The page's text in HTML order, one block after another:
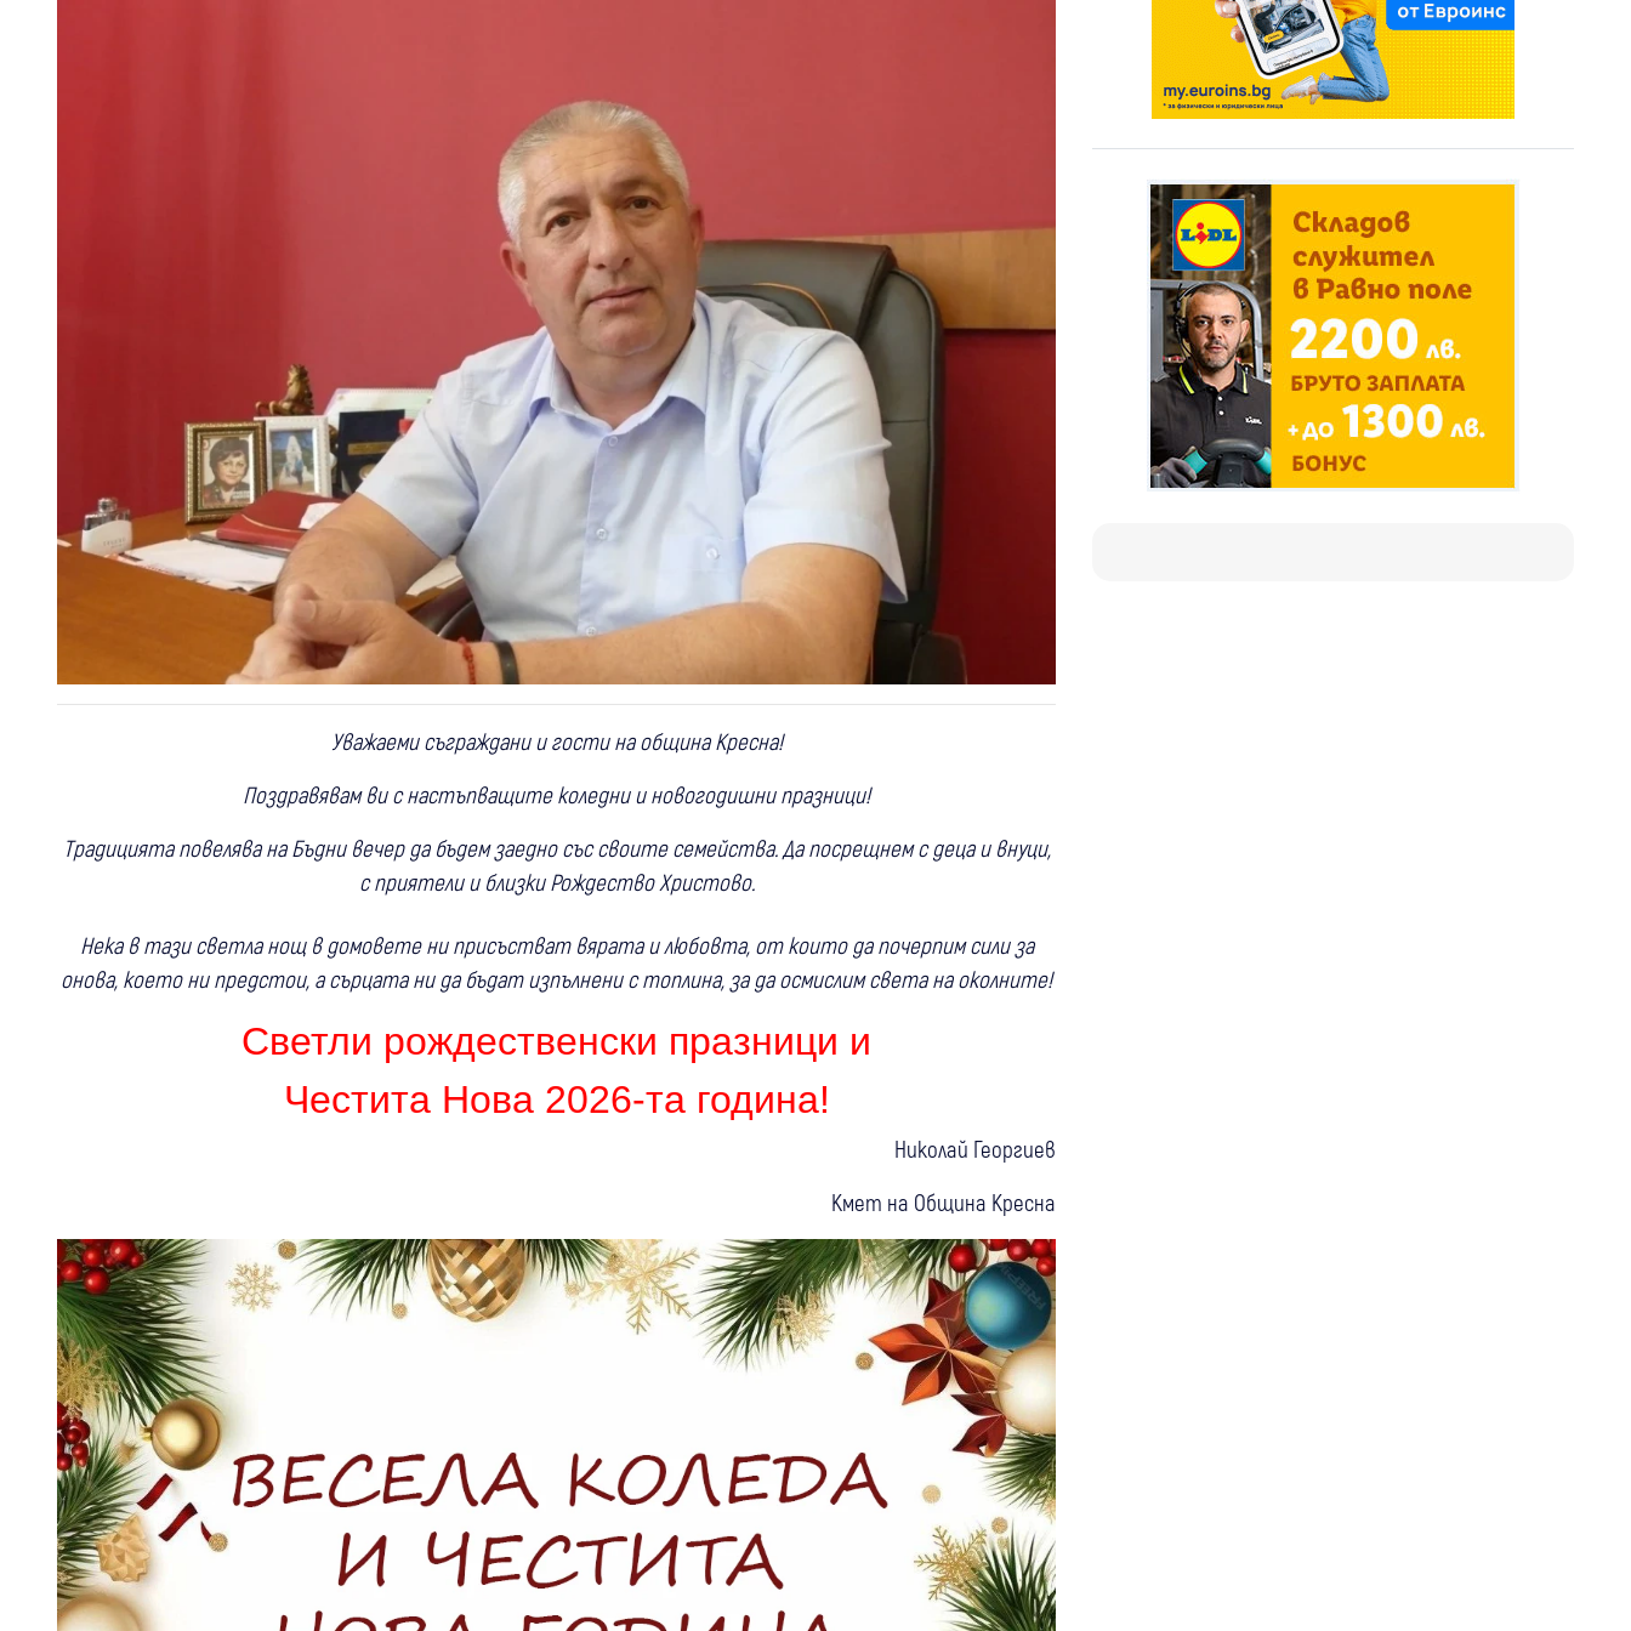
Уважаеми съграждани и гости на община Кресна!
Поздравявам ви с настъпващите коледни и новогодишни празници!
Традицията повелява на Бъдни вечер да бъдем заедно със своите семейства. Да посрещнем с деца и внуци,
с приятели и близки Рождество Христово.
Нека в тази светла нощ в домовете ни присъстват вярата и любовта, от които да почерпим сили за
онова, което ни предстои, а сърцата ни да бъдат изпълнени с топлина, за да осмислим света на околните!
Светли рождественски празници и
Честита Нова 2026-та година!
Николай Георгиев
Кмет на Община Кресна